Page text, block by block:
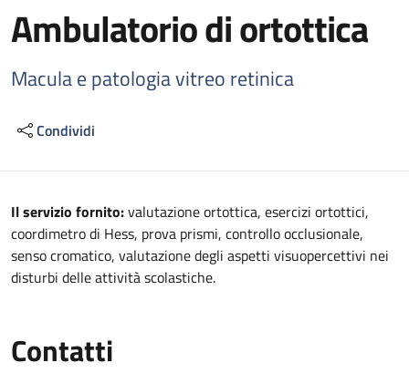
Ambulatorio di ortottica
Macula e patologia vitreo retinica
Condividi
Descrizione
Il servizio fornito:valutazione ortottica, esercizi ortottici,
coordimetro di Hess, prova prismi, controllo occlusionale,
senso cromatico, valutazione degli aspetti visuopercettivi nei
disturbi delle attività scolastiche.
Contatti